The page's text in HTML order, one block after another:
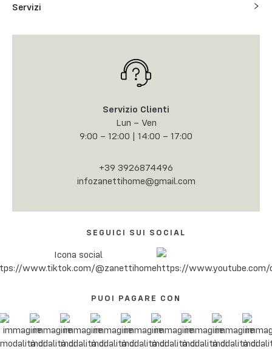
Servizi
Servizio Clienti
Lun – Ven
9:00 – 12:00 | 14:00 – 17:00
+39 3926874496
infozanettihome@gmail.com
SEGUICI SUI SOCIAL
PUOI PAGARE CON